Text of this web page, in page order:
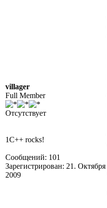
villager
Full Member
Отсутствует
1C++ rocks!
Сообщений: 101
Зарегистрирован: 21. Октября
2009